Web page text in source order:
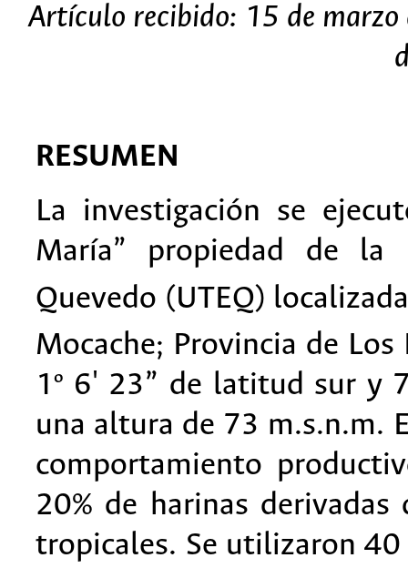
Artículo recibido: 15 de
RESUMEN
La investigación se
María” propiedad de la
Quevedo (UTEQ)
Mocache; Provincia de
1º 6' 23” de latitud sur y
una altura de 73 m.s.n.m.
comportamiento
20% de harinas
tropicales. Se utilizaron 40